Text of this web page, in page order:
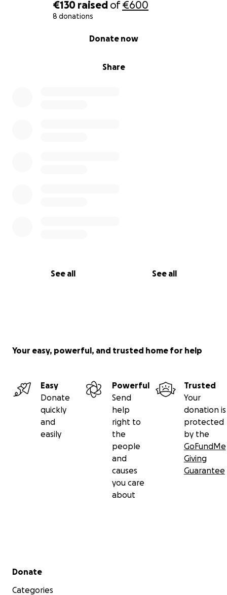
€130 raised of€600
8 donations
Share
Donate now
See all See all
Your easy, powerful, and trusted home for help
Easy
Donate
quickly
and
easily
Powerful
Send
help
right to
the
people
and
causes
you care
about
Trusted
Your
donation is
protected
by the
GoFundMe
Giving
Guarantee
Secondary menu
Donate
Categories